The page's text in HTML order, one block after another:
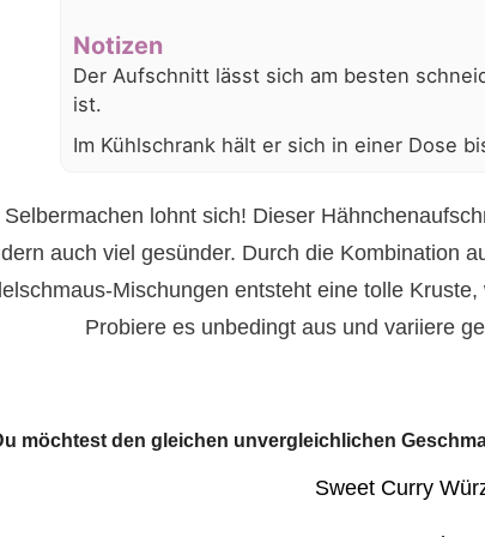
Notizen
Der Aufschnitt lässt sich am besten
ist.
Im Kühlschrank hält er sich in einer Dose
Selbermachen lohnt sich! Dieser
auch viel gesünder. Durch die Kombination
Mischungen entsteht eine tolle
Probiere es unbedingt aus und variiere
möchtest den gleichen unvergleichlichen
Sweet Curry